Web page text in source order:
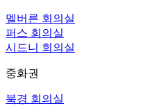
멜버른 회의실
퍼스 회의실
시드니 회의실
중화권
북경 회의실